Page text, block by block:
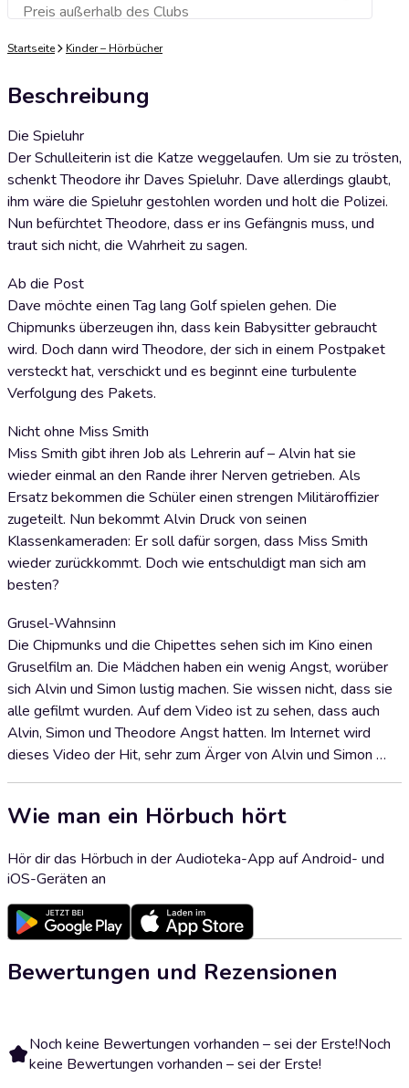
Preis außerhalb des ClubsZum Warenkorb hinzufügen
Startseite Kinder – Hörbücher
Beschreibung
Die Spieluhr
Der Schulleiterin ist die Katze weggelaufen. Um sie zu trösten,
schenkt Theodore ihr Daves Spieluhr. Dave allerdings glaubt,
ihm wäre die Spieluhr gestohlen worden und holt die Polizei.
Nun befürchtet Theodore, dass er ins Gefängnis muss, und
traut sich nicht, die Wahrheit zu sagen.
Ab die Post
Dave möchte einen Tag lang Golf spielen gehen. Die
Chipmunks überzeugen ihn, dass kein Babysitter gebraucht
wird. Doch dann wird Theodore, der sich in einem Postpaket
versteckt hat, verschickt und es beginnt eine turbulente
Verfolgung des Pakets.
Nicht ohne Miss Smith
Miss Smith gibt ihren Job als Lehrerin auf – Alvin hat sie
wieder einmal an den Rande ihrer Nerven getrieben. Als
Ersatz bekommen die Schüler einen strengen Militäroffizier
zugeteilt. Nun bekommt Alvin Druck von seinen
Klassenkameraden: Er soll dafür sorgen, dass Miss Smith
wieder zurückkommt. Doch wie entschuldigt man sich am
besten?
Grusel-Wahnsinn
Die Chipmunks und die Chipettes sehen sich im Kino einen
Gruselfilm an. Die Mädchen haben ein wenig Angst, worüber
sich Alvin und Simon lustig machen. Sie wissen nicht, dass sie
alle gefilmt wurden. Auf dem Video ist zu sehen, dass auch
Alvin, Simon und Theodore Angst hatten. Im Internet wird
dieses Video der Hit, sehr zum Ärger von Alvin und Simon …
Wie man ein Hörbuch hört
Hör dir das Hörbuch in der Audioteka-App auf Android- und
iOS-Geräten an
Bewertungen und Rezensionen
Noch keine Bewertungen vorhanden – sei der Erste!Noch
keine Bewertungen vorhanden – sei der Erste!